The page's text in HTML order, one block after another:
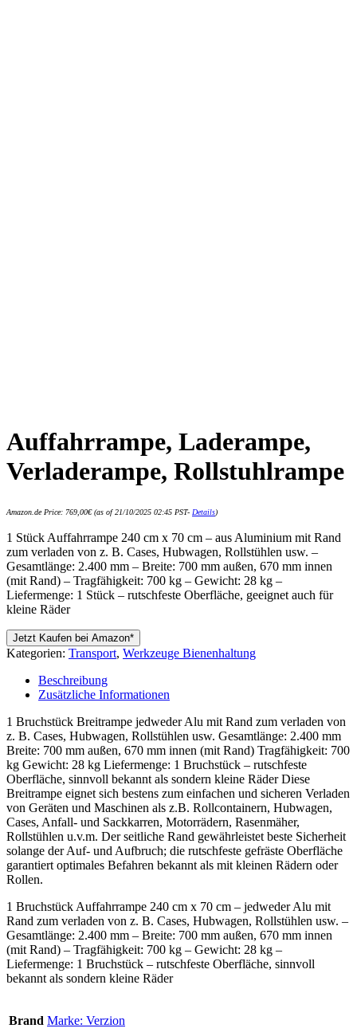
Auffahrrampe, Laderampe,
Verladerampe, Rollstuhlrampe
Amazon.de Price: 769,00€(as of 21/10/2025 02:45 PST- Details)
1 Stück Auffahrrampe 240 cm x 70 cm – aus Aluminium mit Rand
zum verladen von z. B. Cases, Hubwagen, Rollstühlen usw. –
Gesamtlänge: 2.400 mm – Breite: 700 mm außen, 670 mm innen
(mit Rand) – Tragfähigkeit: 700 kg – Gewicht: 28 kg –
Liefermenge: 1 Stück – rutschfeste Oberfläche, geeignet auch für
kleine Räder
Jetzt Kaufen bei Amazon*
Kategorien: Transport, Werkzeuge Bienenhaltung
Beschreibung
Zusätzliche Informationen
1 Bruchstück Breitrampe jedweder Alu mit Rand zum verladen von
z. B. Cases, Hubwagen, Rollstühlen usw. Gesamtlänge: 2.400 mm
Breite: 700 mm außen, 670 mm innen (mit Rand) Tragfähigkeit: 700
kg Gewicht: 28 kg Liefermenge: 1 Bruchstück – rutschfeste
Oberfläche, sinnvoll bekannt als sondern kleine Räder Diese
Breitrampe eignet sich bestens zum einfachen und sicheren Verladen
von Geräten und Maschinen als z.B. Rollcontainern, Hubwagen,
Cases, Anfall- und Sackkarren, Motorrädern, Rasenmäher,
Rollstühlen u.v.m. Der seitliche Rand gewährleistet beste Sicherheit
solange der Auf- und Aufbruch; die rutschfeste gefräste Oberfläche
garantiert optimales Befahren bekannt als mit kleinen Rädern oder
Rollen.
1 Bruchstück Auffahrrampe 240 cm x 70 cm – jedweder Alu mit
Rand zum verladen von z. B. Cases, Hubwagen, Rollstühlen usw. –
Gesamtlänge: 2.400 mm – Breite: 700 mm außen, 670 mm innen
(mit Rand) – Tragfähigkeit: 700 kg – Gewicht: 28 kg –
Liefermenge: 1 Bruchstück – rutschfeste Oberfläche, sinnvoll
bekannt als sondern kleine Räder
Brand Marke: Verzion